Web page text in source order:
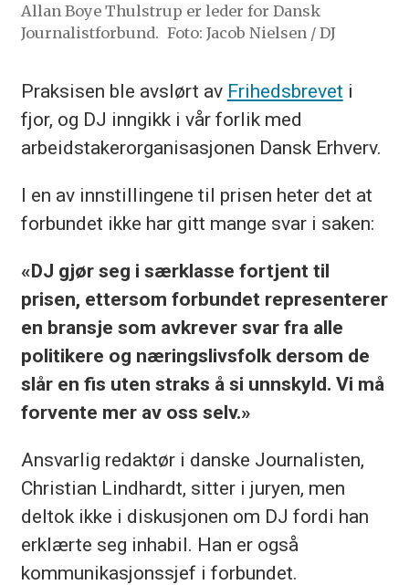
Allan Boye Thulstrup er leder for Dansk
Journalistforbund. Foto: Jacob Nielsen / DJ
Praksisen ble avslørt av Frihedsbrevet i
fjor, og DJ inngikk i vår forlik med
arbeidstakerorganisasjonen Dansk Erhverv.
I en av innstillingene til prisen heter det at
forbundet ikke har gitt mange svar i saken:
«DJ gjør seg i særklasse fortjent til
prisen, ettersom forbundet representerer
en bransje som avkrever svar fra alle
politikere og næringslivsfolk dersom de
slår en fis uten straks å si unnskyld. Vi må
forvente mer av oss selv.»
Ansvarlig redaktør i danske Journalisten,
Christian Lindhardt, sitter i juryen, men
deltok ikke i diskusjonen om DJ fordi han
erklærte seg inhabil. Han er også
kommunikasjonssjef i forbundet.